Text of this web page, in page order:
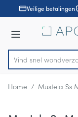
Ga naar de inhoud
1 van 1Veilige betalingen
Menu
Product, merk,
Vind snel
Home / Mustela Ss